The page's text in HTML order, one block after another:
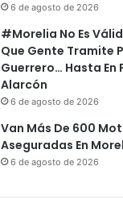
6 de agosto de 2026
#Morelia No Es
Que Gente Tramite
Guerrero… Hasta En
Alarcón
6 de agosto de 2026
Van Más De 600
Aseguradas En
6 de agosto de 2026